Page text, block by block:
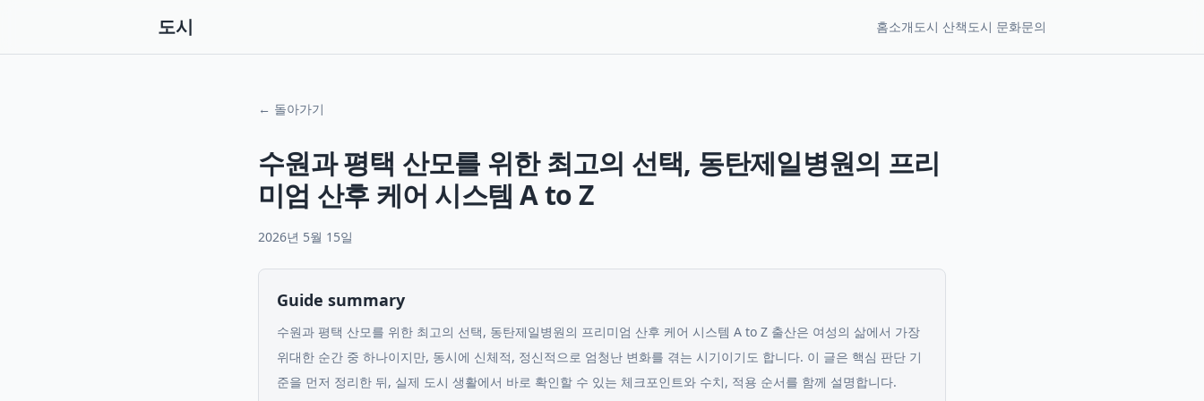
도시 홈소개도시 산책도시 문화문의
← 돌아가기
수원과 평택 산모를 위한 최고의 선택, 동탄제일병원의 프리
미엄 산후 케어 시스템 A to Z
2026년 5월 15일
Guide summary
수원과 평택 산모를 위한 최고의 선택, 동탄제일병원의 프리미엄 산후 케어 시스템 A to Z 출산은 여성의 삶에서 가장
위대한 순간 중 하나이지만, 동시에 신체적, 정신적으로 엄청난 변화를 겪는 시기이기도 합니다. 이 글은 핵심 판단 기
준을 먼저 정리한 뒤, 실제 도시 생활에서 바로 확인할 수 있는 체크포인트와 수치, 적용 순서를 함께 설명합니다.